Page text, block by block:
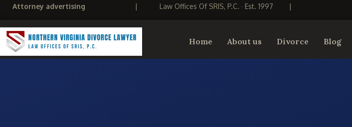
Attorney advertising | Law Offices Of SRIS, P.C. · Est. 1997 |
Home About us Divorce Blog